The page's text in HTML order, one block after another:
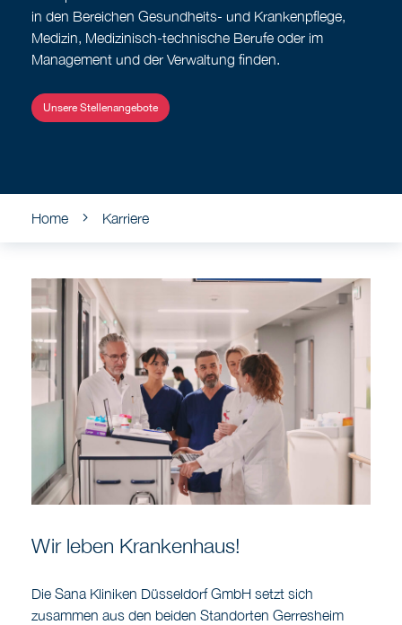
in den Bereichen Gesundheits- und Krankenpflege,
Medizin, Medizinisch-technische Berufe oder im
Management und der Verwaltung finden.
Unsere Stellenangebote
Home Karriere
Wir leben Krankenhaus!
Die Sana Kliniken Düsseldorf GmbH setzt sich
zusammen aus den beiden Standorten Gerresheim